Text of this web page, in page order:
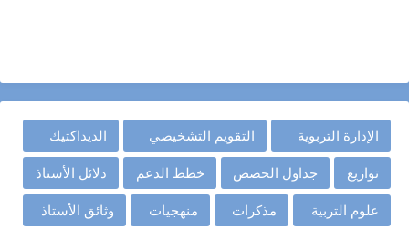
الإدارة التربوية التقويم التشخيصي الديداكتيك
توازيع جداول الحصص خطط الدعم دلائل الأستاذ
علوم التربية مذكرات منهجيات وثائق الأستاذ